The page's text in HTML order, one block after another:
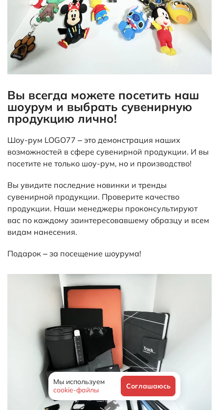
Вы всегда можете посетить наш
шоурум и выбрать сувенирную
продукцию лично!
Шоу-рум LOGO77 – это демонстрация наших
возможностей в сфере сувенирной продукции. И вы
посетите не только шоу-рум, но и производство!
Вы увидите последние новинки и тренды
сувенирной продукции. Проверите качество
продукции. Наши менеджеры проконсультируют
вас по каждому заинтересовавшему образцу и всем
видам нанесения.
Подарок – за посещение шоурума!
Мы используем
cookie-файлы
Соглашаюсь